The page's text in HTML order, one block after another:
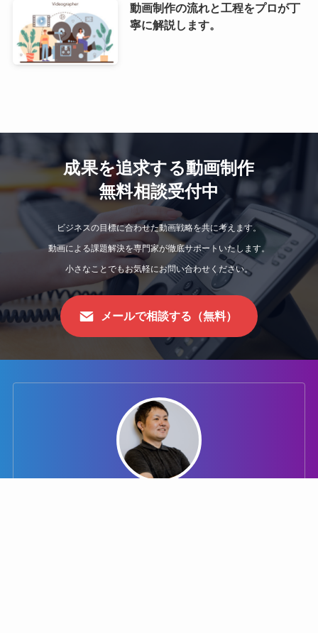
動画制作の流れと工程をプロが丁
寧に解説します。
成果を追求する動画制作
無料相談受付中
ビジネスの目標に合わせた動画戦略を共に考えます。
動画による課題解決を専門家が徹底サポートいたします。
小さなことでもお気軽にお問い合わせください。
メールで相談する（無料）